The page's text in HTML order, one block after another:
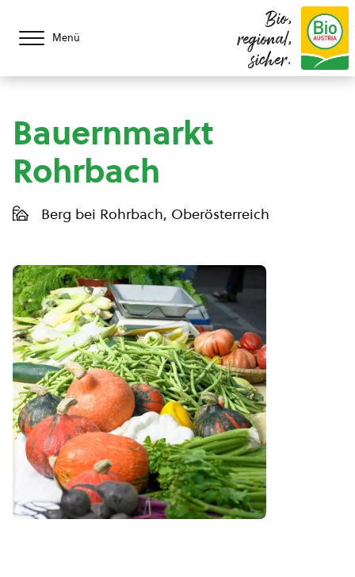
Menü
Bio,
regional,
sicher.
Bauernmarkt
Rohrbach
Berg bei Rohrbach, Oberösterreich